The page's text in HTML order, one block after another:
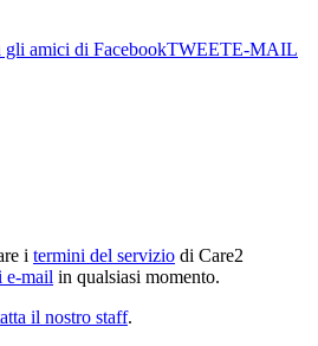
amici di FacebookTWEETE-MAIL
i termini del servizio di Care2
e-mail in qualsiasi momento.
il nostro staff.